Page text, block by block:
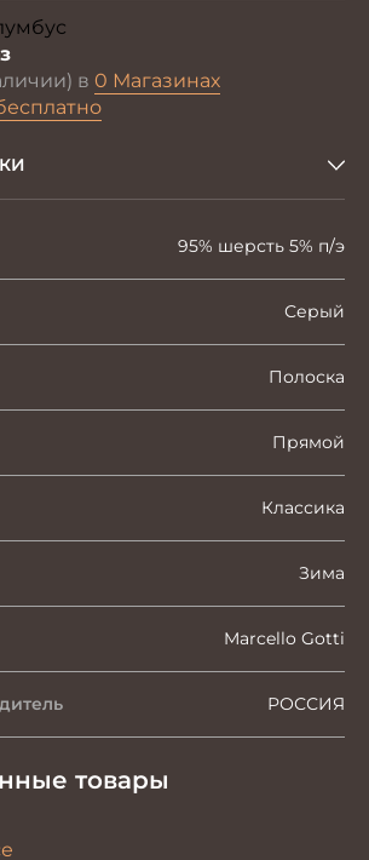
в 0 Магазинах
95% шерсть 5% п/э
Серый
Полоска
Прямой
Классика
Зима
Marcello Gotti
РОССИЯ
товары